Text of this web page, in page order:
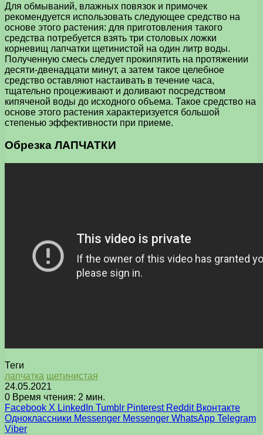
Для обмываний, влажных повязок и примочек
рекомендуется использовать следующее средство на
основе этого растения: для приготовления такого
средства потребуется взять три столовых ложки
корневищ лапчатки щетинистой на один литр воды.
Полученную смесь следует прокипятить на протяжении
десяти-двенадцати минут, а затем такое целебное
средство оставляют настаивать в течение часа,
тщательно процеживают и доливают посредством
кипяченой воды до исходного объема. Такое средство на
основе этого растения характеризуется большой
степенью эффективности при приеме.
Обрезка ЛАПЧАТКИ
Теги
лапчатка щетинистая
24.05.2021
0 Время чтения: 2 мин.
Facebook X LinkedIn Tumblr Pinterest Reddit Вконтакте
Одноклассники Messenger Messenger WhatsApp Telegram
Viber